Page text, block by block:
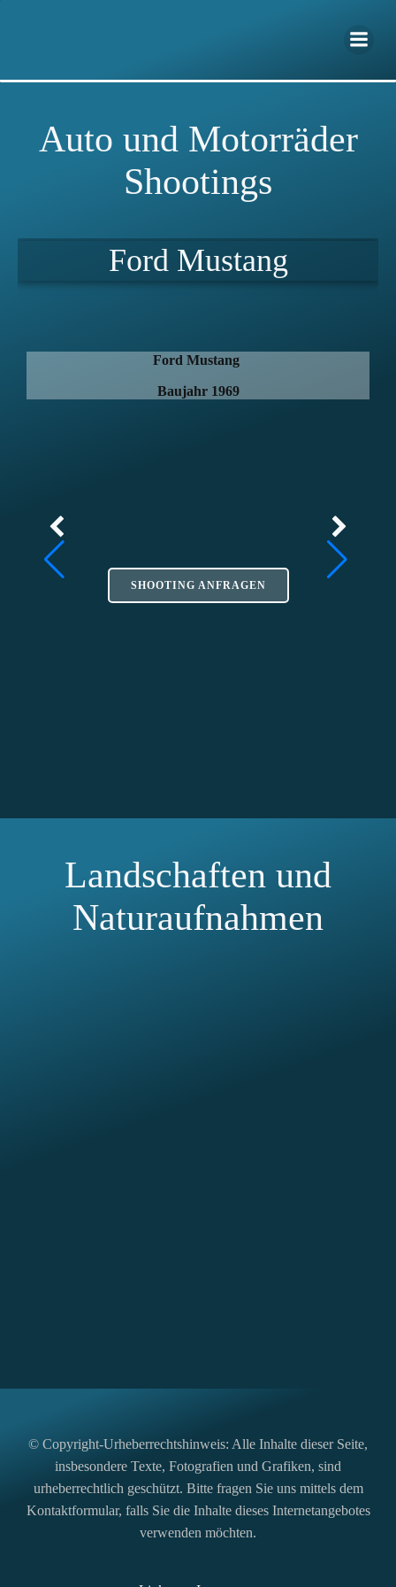
Auto und Motorräder
Shootings
Ford Mustang
Ford Mustang
Baujahr 1969
SHOOTING ANFRAGEN
Landschaften und
Naturaufnahmen
© Copyright-Urheberrechtshinweis: Alle Inhalte dieser Seite,
insbesondere Texte, Fotografien und Grafiken, sind
urheberrechtlich geschützt. Bitte fragen Sie uns mittels dem
Kontaktformular, falls Sie die Inhalte dieses Internetangebotes
verwenden möchten.